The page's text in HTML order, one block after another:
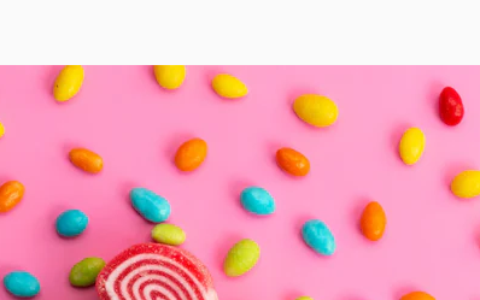
作を導くためのプラ
ター、企業、代理
人以上が利用して
製品
Spaces
AI アシスタント
AI 画像生成ツール
Academy
サポート